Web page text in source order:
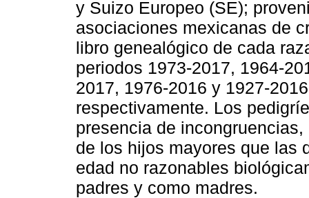
y Suizo Europeo (SE);
asociaciones mexicanas de
libro genealógico de cada
periodos 1973-2017, 1964-
2017, 1976-2016 y 1927-
respectivamente. Los
presencia de
de los hijos mayores que las
edad no razonables
padres y como madres.